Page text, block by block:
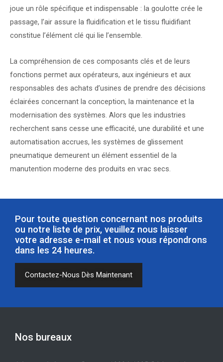
joue un rôle spécifique et indispensable : la goulotte crée le
passage, l’air assure la fluidification et le tissu fluidifiant
constitue l’élément clé qui lie l’ensemble.
La compréhension de ces composants clés et de leurs
fonctions permet aux opérateurs, aux ingénieurs et aux
responsables des achats d’usines de prendre des décisions
éclairées concernant la conception, la maintenance et la
modernisation des systèmes. Alors que les industries
recherchent sans cesse une efficacité, une durabilité et une
automatisation accrues, les systèmes de glissement
pneumatique demeurent un élément essentiel de la
manutention moderne des produits en vrac secs.
Pour toute question concernant nos produits
ou notre liste de prix, veuillez nous laisser
votre adresse e-mail et nous vous répondrons
dans les 24 heures.
Contactez-Nous Dès Maintenant
Nos bureaux